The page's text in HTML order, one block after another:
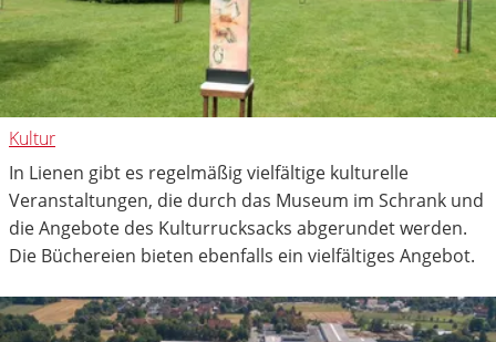
Kultur
In Lienen gibt es regelmäßig vielfältige kulturelle
Veranstaltungen, die durch das Museum im Schrank und
die Angebote des Kulturrucksacks abgerundet werden.
Die Büchereien bieten ebenfalls ein vielfältiges Angebot.